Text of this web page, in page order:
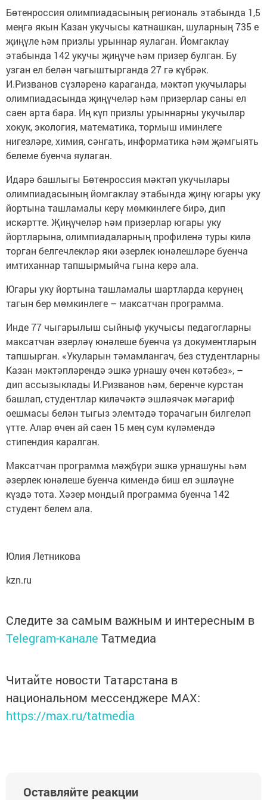
Бөтенроссия олимпиадасының региональ этабында 1,5
меңгә якын Казан укучысы катнашкан, шуларның 735 е
җиңүле һәм призлы урыннар яулаган. Йомгаклау
этабында 142 укучы җиңүче һәм призер булган. Бу
узган ел белән чагыштырганда 27 гә күбрәк.
И.Ризванов сүзләренә караганда, мәктәп укучылары
олимпиадасында җиңүчеләр һәм призерлар саны ел
саен арта бара. Иң күп призлы урыннарны укучылар
хокук, экология, математика, тормыш иминлеге
нигезләре, химия, сәнгать, информатика һәм җәмгыять
белеме буенча яулаган.
Идарә башлыгы Бөтенроссия мәктәп укучылары
олимпиадасының йомгаклау этабында җиңү югары уку
йортына ташламалы керү мөмкинлеге бирә, дип
искәртте. Җиңүчеләр һәм призерлар югары уку
йортларына, олимпиадаларның профиленә туры килә
торган белгечлекләр яки әзерлек юнәлешләре буенча
имтиханнар тапшырмыйча гына керә ала.
Югары уку йортына ташламалы шартларда керүнең
тагын бер мөмкинлеге – максатчан программа.
Инде 77 чыгарылыш сыйныф укучысы педагогларны
максатчан әзерләү юнәлеше буенча үз документларын
тапшырган. «Укуларын тәмамлангач, без студентларны
Казан мәктәпләрендә эшкә урнашу өчен көтәбез», –
дип ассызыклады И.Ризванов һәм, беренче курстан
башлап, студентлар киләчәктә эшләячәк мәгариф
оешмасы белән тыгыз элемтәдә торачагын билгеләп
үтте. Алар өчен ай саен 15 мең сум күләмендә
стипендия каралган.
Максатчан программа мәҗбүри эшкә урнашуны һәм
әзерлек юнәлеше буенча кимендә биш ел эшләүне
күздә тота. Хәзер мондый программа буенча 142
студент белем ала.
Юлия Летникова
kzn.ru
Следите за самым важным и интересным в
Telegram-канале Татмедиа
Читайте новости Татарстана в
национальном мессенджере MАХ:
https://max.ru/tatmedia
Оставляйте реакции